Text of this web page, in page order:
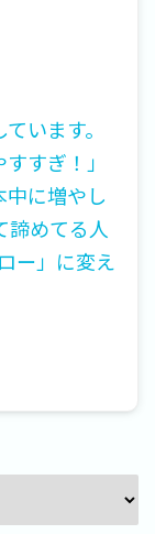
います。
すぎ！」
中に増やし
めてる人
ー」に変え